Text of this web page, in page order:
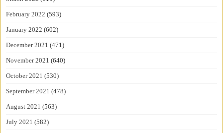
February 2022 (593)
January 2022 (602)
December 2021 (471)
November 2021 (640)
October 2021 (530)
September 2021 (478)
August 2021 (563)
July 2021 (582)